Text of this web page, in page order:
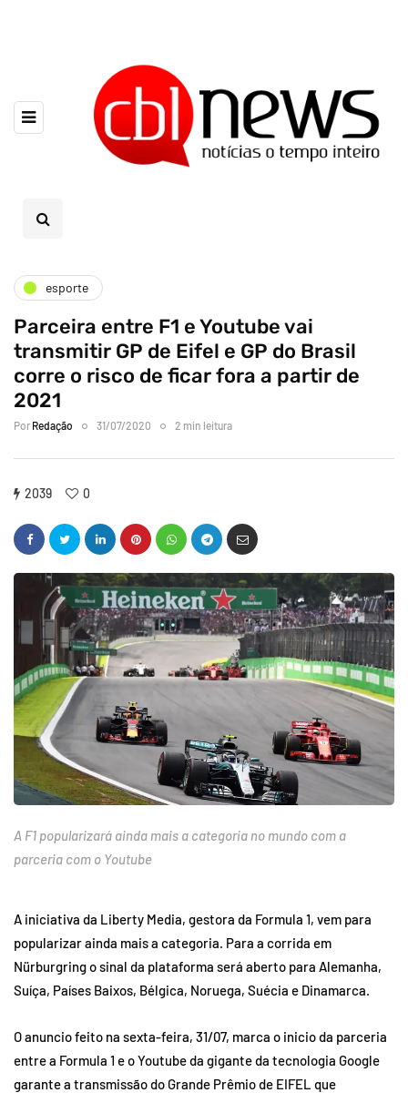
esporte
Parceira entre F1 e Youtube vai
transmitir GP de Eifel e GP do Brasil
corre o risco de ficar fora a partir de
2021
Por Redação 31/07/2020 2 min leitura
2039 0
A F1 popularizará ainda mais a categoria no mundo com a
parceria com o Youtube
A iniciativa da Liberty Media, gestora da Formula 1, vem para
popularizar ainda mais a categoria. Para a corrida em
Nürburgring o sinal da plataforma será aberto para Alemanha,
Suíça, Países Baixos, Bélgica, Noruega, Suécia e Dinamarca.
O anuncio feito na sexta-feira, 31/07, marca o inicio da parceria
entre a Formula 1 e o Youtube da gigante da tecnologia Google
garante a transmissão do Grande Prêmio de EIFEL que